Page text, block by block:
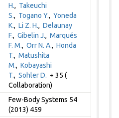
H., Takeuchi
S., Togano Y.,Yoneda
K.,Li Z. H.,Delaunay
F.,Gibelin J.,Marqués
F. M.,Orr N. A.,Honda
T.,Matushita
M.,Kobayashi
T.,Sohler D. + 35 (
Collaboration)
Few-Body Systems 54
(2013) 459